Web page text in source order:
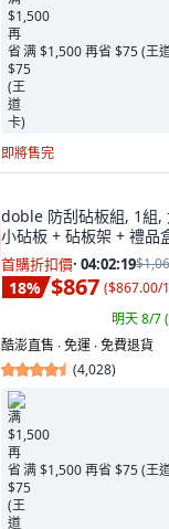
满 $1,500 再省 $75 (王
即將售完
doble 防刮砧板組, 1組,
小砧板 + 砧板架 + 禮品
首購折扣價· 04:02:18
18% $867 ($867.00/
明天 8/7
酷澎直售 ∙ 免運 ∙ 免費退貨
(4,028)
满 $1,500 再省 $75 (王